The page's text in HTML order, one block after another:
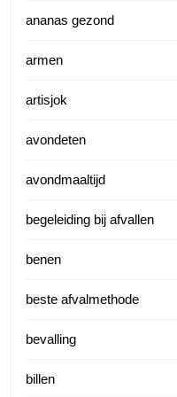
ananas gezond
armen
artisjok
avondeten
avondmaaltijd
begeleiding bij afvallen
benen
beste afvalmethode
bevalling
billen